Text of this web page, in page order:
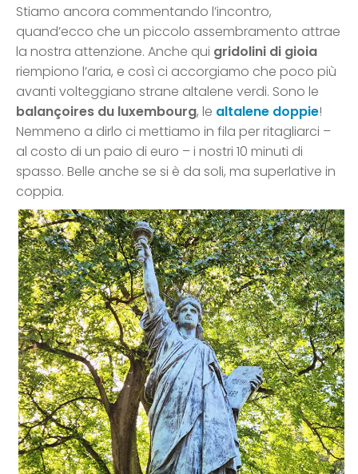
Stiamo ancora commentando l’incontro,
quand’ecco che un piccolo assembramento attrae
la nostra attenzione. Anche qui gridolini di gioia
riempiono l’aria, e così ci accorgiamo che poco più
avanti volteggiano strane altalene verdi. Sono le
balançoires du luxembourg, le altalene doppie!
Nemmeno a dirlo ci mettiamo in fila per ritagliarci –
al costo di un paio di euro – i nostri 10 minuti di
spasso. Belle anche se si è da soli, ma superlative in
coppia.